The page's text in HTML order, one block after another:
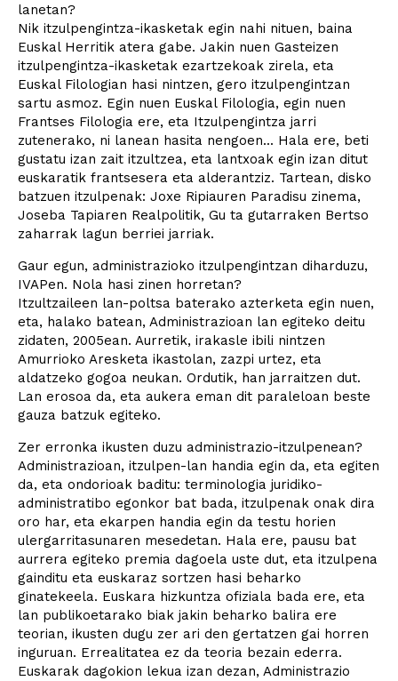
lanetan?
Nik itzulpengintza-ikasketak egin nahi nituen, baina
Euskal Herritik atera gabe. Jakin nuen Gasteizen
itzulpengintza-ikasketak ezartzekoak zirela, eta
Euskal Filologian hasi nintzen, gero itzulpengintzan
sartu asmoz. Egin nuen Euskal Filologia, egin nuen
Frantses Filologia ere, eta Itzulpengintza jarri
zutenerako, ni lanean hasita nengoen... Hala ere, beti
gustatu izan zait itzultzea, eta lantxoak egin izan ditut
euskaratik frantsesera eta alderantziz. Tartean, disko
batzuen itzulpenak: Joxe Ripiauren Paradisu zinema,
Joseba Tapiaren Realpolitik, Gu ta gutarraken Bertso
zaharrak lagun berriei jarriak.
Gaur egun, administrazioko itzulpengintzan diharduzu,
IVAPen. Nola hasi zinen horretan?
Itzultzaileen lan-poltsa baterako azterketa egin nuen,
eta, halako batean, Administrazioan lan egiteko deitu
zidaten, 2005ean. Aurretik, irakasle ibili nintzen
Amurrioko Aresketa ikastolan, zazpi urtez, eta
aldatzeko gogoa neukan. Ordutik, han jarraitzen dut.
Lan erosoa da, eta aukera eman dit paraleloan beste
gauza batzuk egiteko.
Zer erronka ikusten duzu administrazio-itzulpenean?
Administrazioan, itzulpen-lan handia egin da, eta egiten
da, eta ondorioak baditu: terminologia juridiko-
administratibo egonkor bat bada, itzulpenak onak dira
oro har, eta ekarpen handia egin da testu horien
ulergarritasunaren mesedetan. Hala ere, pausu bat
aurrera egiteko premia dagoela uste dut, eta itzulpena
gainditu eta euskaraz sortzen hasi beharko
ginatekeela. Euskara hizkuntza ofiziala bada ere, eta
lan publikoetarako biak jakin beharko balira ere
teorian, ikusten dugu zer ari den gertatzen gai horren
inguruan. Errealitatea ez da teoria bezain ederra.
Euskarak dagokion lekua izan dezan, Administrazio